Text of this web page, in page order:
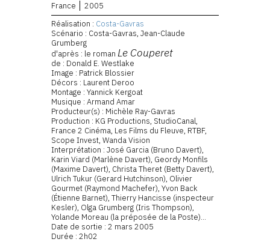
France
2005
Réalisation : Costa-Gavras
Scénario : Costa-Gavras, Jean-Claude
Grumberg
d'après : le roman Le Couperet
de : Donald E. Westlake
Image : Patrick Blossier
Décors : Laurent Deroo
Montage : Yannick Kergoat
Musique : Armand Amar
Producteur(s) : Michèle Ray-Gavras
Production : KG Productions, StudioCanal,
France 2 Cinéma, Les Films du Fleuve, RTBF,
Scope Invest, Wanda Vision
Interprétation : José Garcia (Bruno Davert),
Karin Viard (Marlène Davert), Geordy Monfils
(Maxime Davert), Christa Theret (Betty Davert),
Ulrich Tukur (Gerard Hutchinson), Olivier
Gourmet (Raymond Machefer), Yvon Back
(Étienne Barnet), Thierry Hancisse (inspecteur
Kesler), Olga Grumberg (Iris Thompson),
Yolande Moreau (la préposée de la Poste)...
Date de sortie : 2 mars 2005
Durée : 2h02